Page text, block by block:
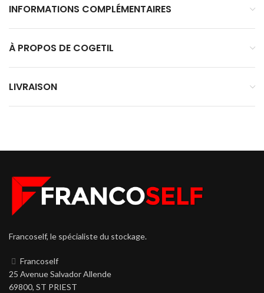
INFORMATIONS COMPLÉMENTAIRES
À PROPOS DE COGETIL
LIVRAISON
Francoself, le spécialiste du stockage.
Francoself
25 Avenue Salvador Allende
69800, ST PRIEST